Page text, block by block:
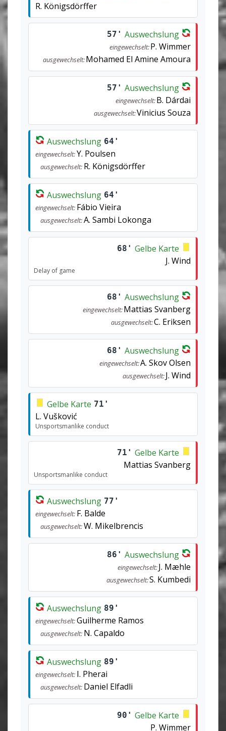
R. Königsdörffer
57' Auswechslung
eingewechselt:P. Wimmer
ausgewechselt:Mohamed El Amine Amoura
57' Auswechslung
eingewechselt:B. Dárdai
ausgewechselt:Vinicius Souza
Auswechslung 64'
eingewechselt:Y. Poulsen
ausgewechselt: R. Königsdörffer
Auswechslung 64'
eingewechselt: Fábio Vieira
ausgewechselt:A. Sambi Lokonga
68' Gelbe Karte
J. Wind
Delay of game
68' Auswechslung
eingewechselt:Mattias Svanberg
ausgewechselt:C. Eriksen
68' Auswechslung
eingewechselt:A. Skov Olsen
ausgewechselt:J. Wind
Gelbe Karte 71'
L. Vušković
Unsportsmanlike conduct
71' Gelbe Karte
Mattias Svanberg
Unsportsmanlike conduct
Auswechslung 77'
eingewechselt: F. Balde
ausgewechselt:W. Mikelbrencis
86' Auswechslung
eingewechselt:J. Mæhle
ausgewechselt:S. Kumbedi
Auswechslung 89'
eingewechselt:Guilherme Ramos
ausgewechselt: N. Capaldo
Auswechslung 89'
eingewechselt: I. Pherai
ausgewechselt: Daniel Elfadli
90' Gelbe Karte
P. Wimmer